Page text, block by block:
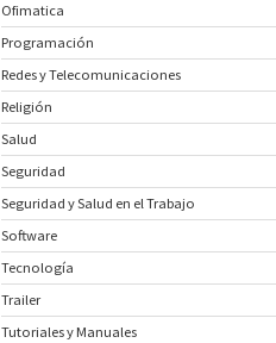
Ofimatica
Programación
Redes y Telecomunicaciones
Religión
Salud
Seguridad
Seguridad y Salud en el Trabajo
Software
Tecnología
Trailer
Tutoriales y Manuales